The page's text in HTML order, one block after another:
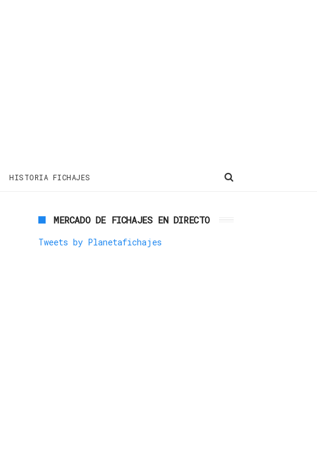
HISTORIA FICHAJES
MERCADO DE FICHAJES EN DIRECTO
Tweets by Planetafichajes